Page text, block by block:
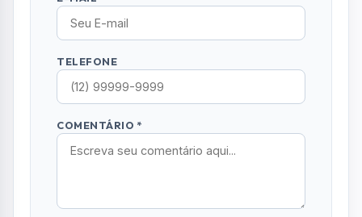
Nenhum comentário publicado ainda. Seja o
primeiro a comentar!
Deixe seu Comentário
Seu e-mail e telefone não serão exibidos
publicamente. Campos com * são obrigatórios.